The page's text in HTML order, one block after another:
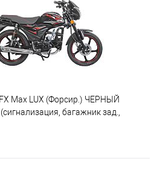
К сравнению
В наличии
Max LUX (Форсир.) ЧЕРНЫЙ
багажник зад.,
перед